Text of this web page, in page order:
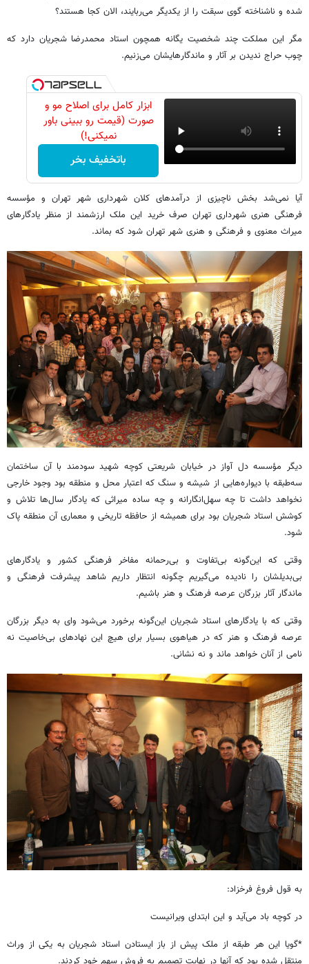
شده و ناشناخته گوی سبقت را از یکدیگر می‌ربایند، الان کجا هستند؟
مگر این مملکت چند شخصیت یگانه همچون استاد محمدرضا شجریان دارد که
چوب حراج ندیدن بر آثار و ماندگارهایشان می‌زنیم.
ابزار کامل برای اصلاح مو و
صورت (قیمت رو ببینی باور
نمیکنی!)
باتخفیف بخر
آیا نمی‌شد بخش ناچیزی از درآمدهای کلان شهرداری شهر تهران و مؤسسه
فرهنگی هنری شهرداری تهران صرف خرید این ملک ارزشمند از منظر یادگارهای
میراث معنوی و فرهنگی و هنری شهر تهران شود که بماند.
دیگر مؤسسه دل آواز در خیابان شریعتی کوچه شهید سودمند با آن ساختمان
سه‌طبقه با دیواره‌هایی از شیشه و سنگ که اعتبار محل و منطقه بود وجود خارجی
نخواهد داشت تا چه سهل‌انگارانه و چه ساده میراثی که یادگار سال‌ها تلاش و
کوشش استاد شجریان بود برای همیشه از حافظه تاریخی و معماری آن منطقه پاک
شود.
وقتی که این‌گونه بی‌تفاوت و بی‌رحمانه مفاخر فرهنگی کشور و یادگارهای
بی‌بدیلشان را نادیده می‌گیریم چگونه انتظار داریم شاهد پیشرفت فرهنگی و
ماندگار آثار بزرگان عرصه فرهنگ و هنر باشیم.
وقتی که با یادگارهای استاد شجریان این‌گونه برخورد می‌شود وای به دیگر بزرگان
عرصه فرهنگ و هنر که در هیاهوی بسیار برای هیچ این نهادهای بی‌خاصیت نه
نامی از آنان خواهد ماند و نه نشانی.
به قول فروغ فرخزاد:
در کوچه باد می‌آید و این ابتدای ویرانیست
*گویا این هر طبقه از ملک پیش از باز ایستادن استاد شجریان به یکی از وراث